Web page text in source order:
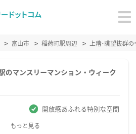
富山市 稲荷町駅周辺 上階･眺望抜群
のマンスリーマンション・ウィーク
開放感あふれる特別な空間
もっと見る